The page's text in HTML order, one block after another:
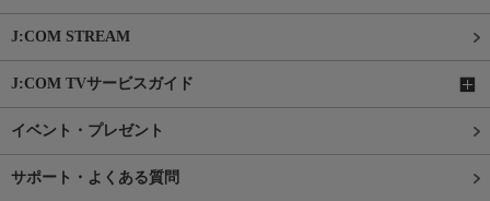
J:COM STREAM
J:COM TVサービスガイド
イベント・プレゼント
サポート・よくある質問